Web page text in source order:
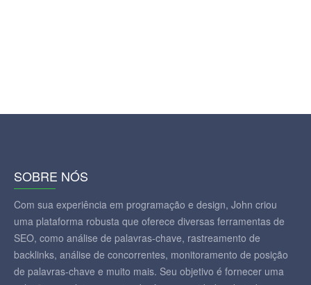
SOBRE NÓS
Com sua experiência em programação e design, John criou
uma plataforma robusta que oferece diversas ferramentas de
SEO, como análise de palavras-chave, rastreamento de
backlinks, análise de concorrentes, monitoramento de posição
de palavras-chave e muito mais. Seu objetivo é fornecer uma